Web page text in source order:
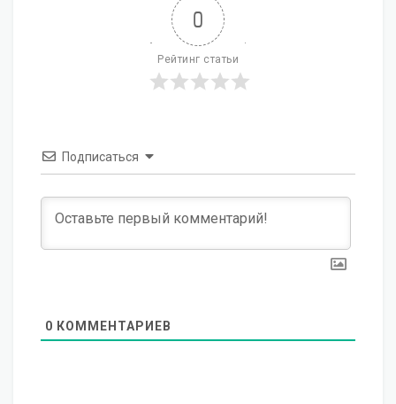
0
Рейтинг статьи
Подписаться
0 КОММЕНТАРИЕВ